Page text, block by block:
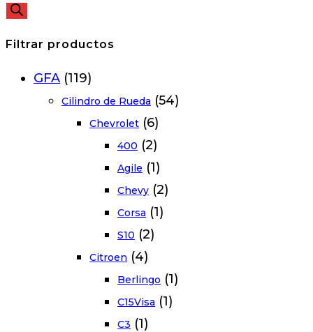
Filtrar productos
GFA (119)
Cilindro de Rueda (54)
Chevrolet (6)
400 (2)
Agile (1)
Chevy (2)
Corsa (1)
S10 (2)
Citroen (4)
Berlingo (1)
C15Visa (1)
C3 (1)